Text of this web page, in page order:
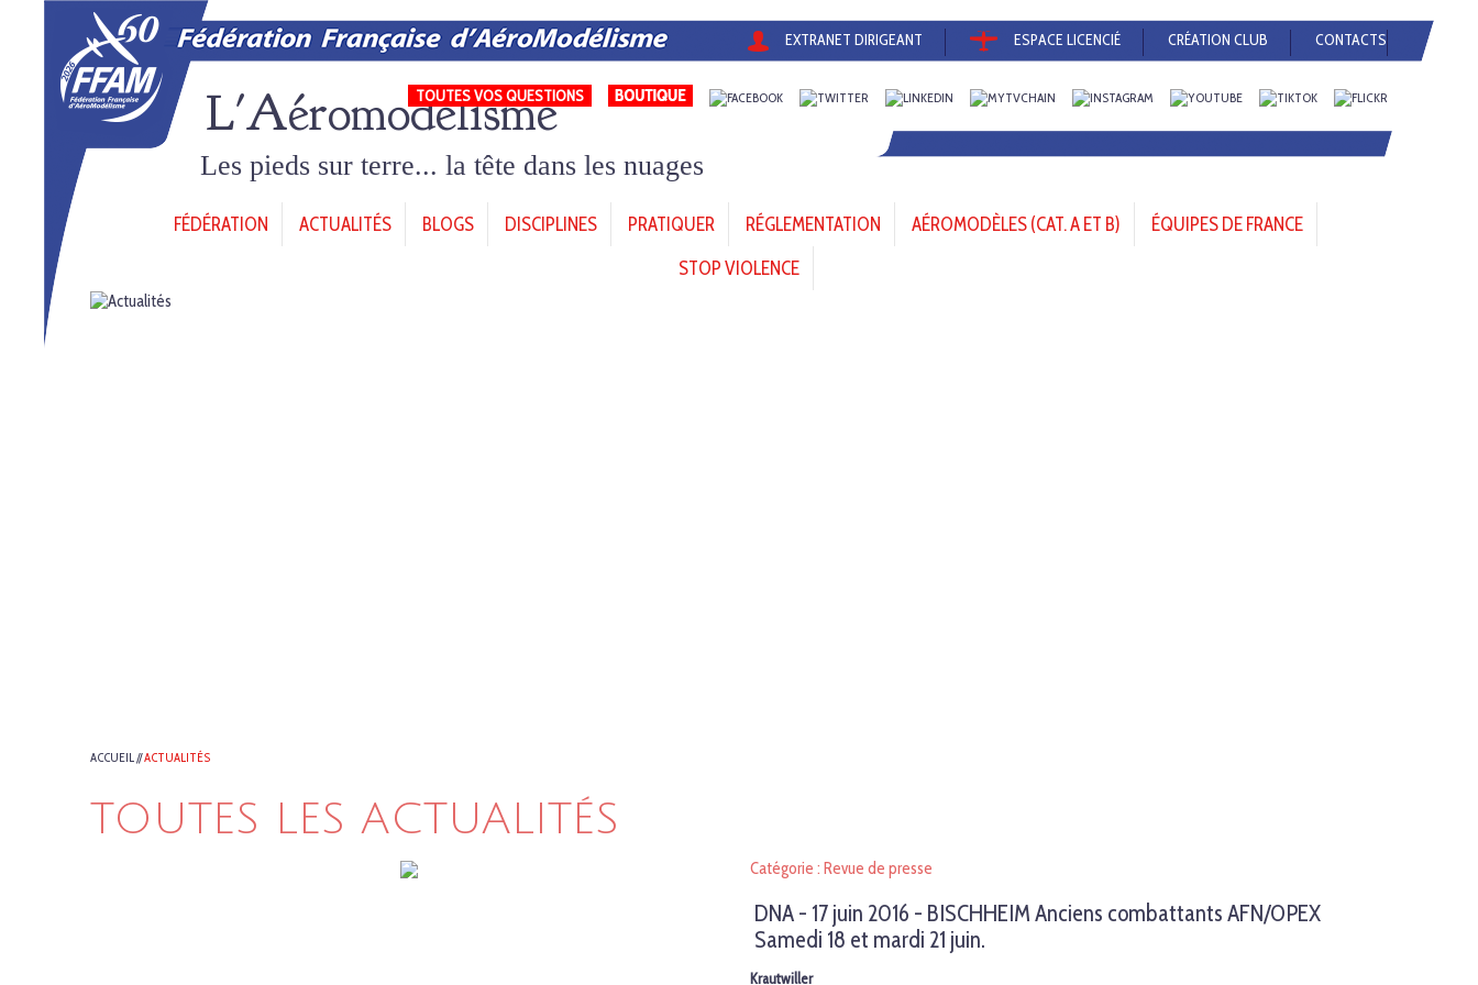
EXTRANET DIRIGEANT ESPACE LICENCIÉ CRÉATION CLUB CONTACTS
TOUTES VOS QUESTIONS
L'Aéromodélisme
Les pieds sur terre... la tête dans les nuages
FÉDÉRATION ACTUALITÉS BLOGS DISCIPLINES PRATIQUER RÉGLEMENTATION AÉROMODÈLES (CAT. A ET B)
ÉQUIPES DE FRANCE
STOP VIOLENCE
ACCUEIL//ACTUALITÉS
TOUTES LES ACTUALITÉS
Catégorie : Revue de presse
DNA - 17 juin 2016 - BISCHHEIM Anciens combattants AFN/OPEX
Samedi 18 et mardi 21 juin.
Krautwiller